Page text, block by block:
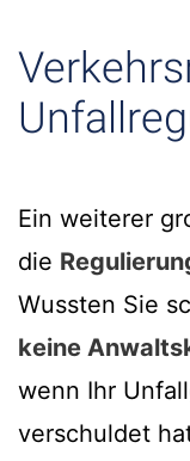
Ein weiterer
die
Wussten Sie
keine
wenn Ihr
verschuldet